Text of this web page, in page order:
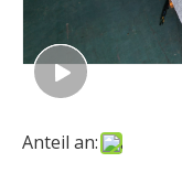
Anteil an: